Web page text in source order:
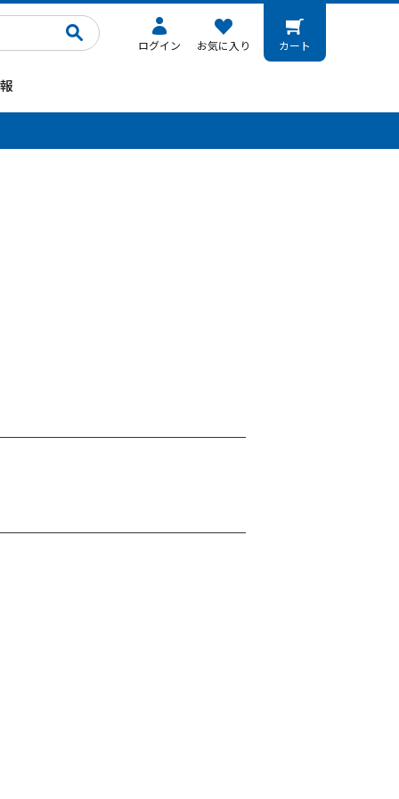
ログイン お気に入り カート